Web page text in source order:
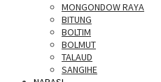
MONGONDOW RAYA
BITUNG
BOLTIM
BOLMUT
TALAUD
SANGIHE